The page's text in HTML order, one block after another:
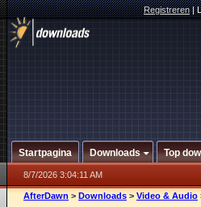
Registreren|
Startpagina Downloads Top
8/7/2026 3:04:11 AM
AfterDawn > Downloads > Video & Audio